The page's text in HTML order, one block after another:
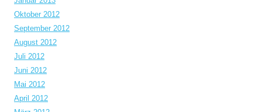
Oktober 2012
September 2012
August 2012
Juli 2012
Juni 2012
Mai 2012
April 2012